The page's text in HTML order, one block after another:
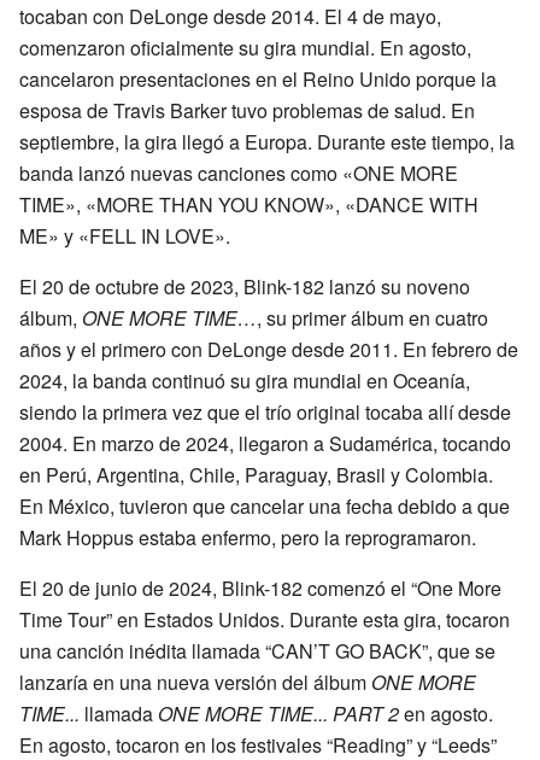
tocaban con DeLonge desde 2014. El 4 de mayo,
comenzaron oficialmente su gira mundial. En agosto,
cancelaron presentaciones en el Reino Unido porque la
esposa de Travis Barker tuvo problemas de salud. En
septiembre, la gira llegó a Europa. Durante este tiempo, la
banda lanzó nuevas canciones como «ONE MORE
TIME», «MORE THAN YOU KNOW», «DANCE WITH
ME» y «FELL IN LOVE».
El 20 de octubre de 2023, Blink-182 lanzó su noveno
álbum, ONE MORE TIME…, su primer álbum en cuatro
años y el primero con DeLonge desde 2011. En febrero de
2024, la banda continuó su gira mundial en Oceanía,
siendo la primera vez que el trío original tocaba allí desde
2004. En marzo de 2024, llegaron a Sudamérica, tocando
en Perú, Argentina, Chile, Paraguay, Brasil y Colombia.
En México, tuvieron que cancelar una fecha debido a que
Mark Hoppus estaba enfermo, pero la reprogramaron.
El 20 de junio de 2024, Blink-182 comenzó el “One More
Time Tour” en Estados Unidos. Durante esta gira, tocaron
una canción inédita llamada “CAN’T GO BACK”, que se
lanzaría en una nueva versión del álbum ONE MORE
TIME... llamada ONE MORE TIME... PART 2en agosto.
En agosto, tocaron en los festivales “Reading” y “Leeds”